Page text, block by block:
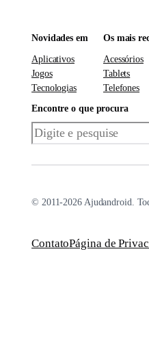
Novidades em
Aplicativos
Jogos
Tecnologias
Os mais
Acessórios
Tablets
Telefones
Encontre o que procura
Pesquisar
© 2011-2026 Ajudandroid.
ContatoPágina de